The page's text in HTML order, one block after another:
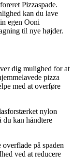
Pizzaspade.
kan du lave
egen Ooni
til nye højder.
dig mulighed for at
pizza
med at overføre
nylon
du kan håndtere
på spaden
ved at reducere